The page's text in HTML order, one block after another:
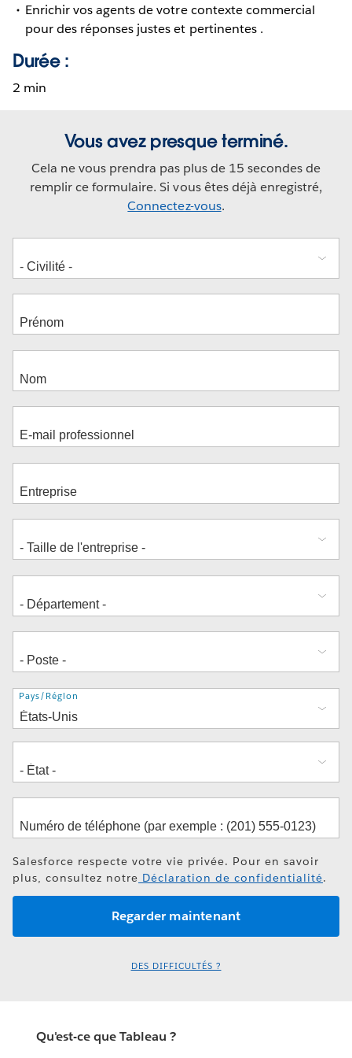
Enrichir vos agents de votre contexte commercial
pour des réponses justes et pertinentes .
Durée :
2 min
Vous avez presque terminé.
Cela ne vous prendra pas plus de 15 secondes de
remplir ce formulaire. Si vous êtes déjà enregistré,
Connectez-vous.
Adresse
Pays/Région
Salesforce respecte votre vie privée. Pour en savoir
plus, consultez notre Déclaration de confidentialité.
DES DIFFICULTÉS ?
Qu'est-ce que Tableau ?